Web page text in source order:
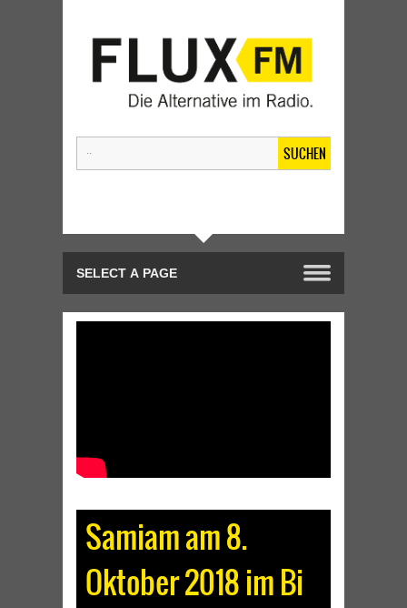
SUCHEN
Samiam am 8.
Oktober 2018 im Bi